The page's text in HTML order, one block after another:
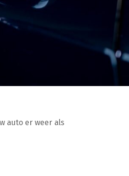
auto er weer als